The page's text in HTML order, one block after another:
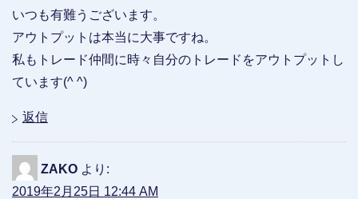
いつも有難うございます。
アウトプットは本当に大事ですね。
私もトレード仲間に時々自分のトレードをアウトプットし
ています(^ ^)
返信
ZAKO より:
2019年2月25日 12:44 AM